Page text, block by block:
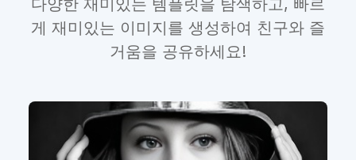
다양한 재미있는 템플릿을 탐색하고, 빠르
게 재미있는 이미지를 생성하여 친구와 즐
거움을 공유하세요!